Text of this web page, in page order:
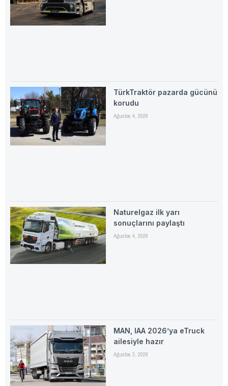
TürkTraktör pazarda gücünü
korudu
Ağustos 4, 2026
Naturelgaz ilk yarı
sonuçlarını paylaştı
Ağustos 4, 2026
MAN, IAA 2026’ya eTruck
ailesiyle hazır
Ağustos 3, 2026